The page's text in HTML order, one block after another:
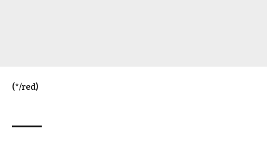
(*/red)